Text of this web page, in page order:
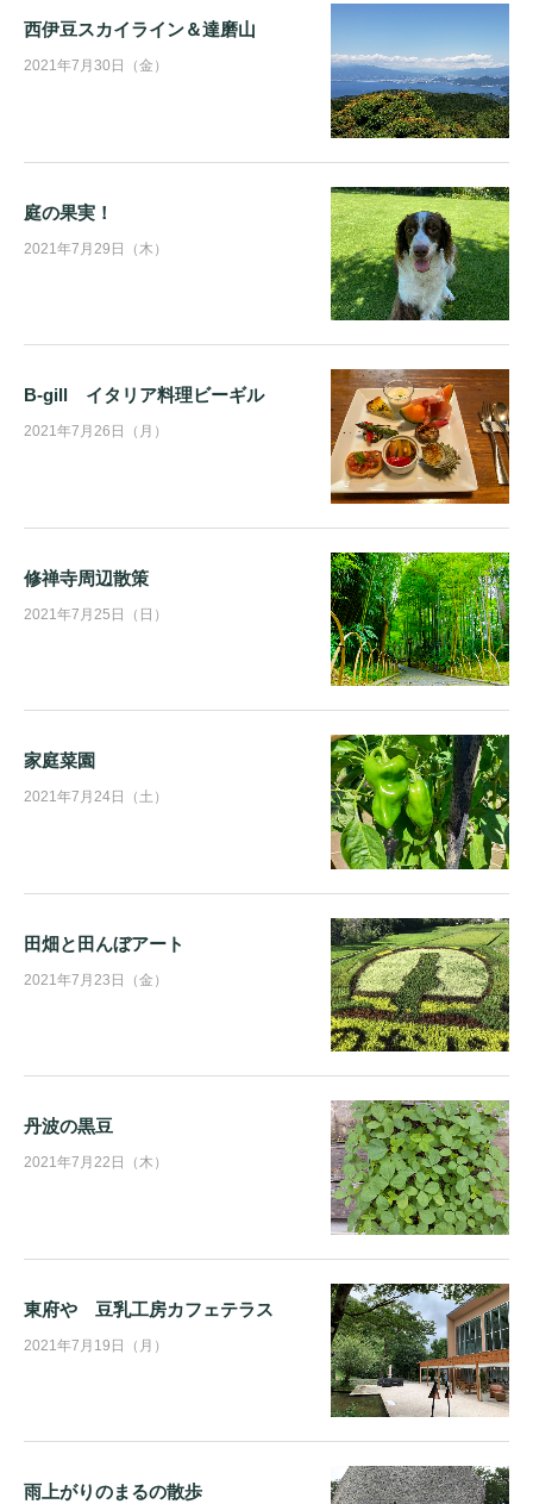
西伊豆スカイライン＆達磨山
2021年7月30日（金）
庭の果実！
2021年7月29日（木）
B-gill イタリア料理ビーギル
2021年7月26日（月）
修禅寺周辺散策
2021年7月25日（日）
家庭菜園
2021年7月24日（土）
田畑と田んぼアート
2021年7月23日（金）
丹波の黒豆
2021年7月22日（木）
東府や 豆乳工房カフェテラス
2021年7月19日（月）
雨上がりのまるの散歩